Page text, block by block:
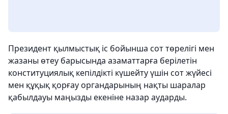
Президент қылмыстық іс бойынша сот төрелігі мен
жазаны өтеу барысында азаматтарға берілетін
конституциялық кепілдікті күшейту үшін сот жүйесі
мен құқық қорғау органдарының нақты шаралар
қабылдауы маңызды екеніне назар аударды.